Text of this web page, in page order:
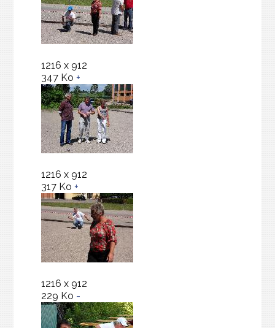
1216 x 912
347 Ko +
1216 x 912
317 Ko +
1216 x 912
229 Ko -